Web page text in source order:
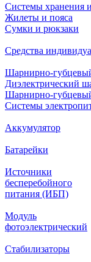
Системы хранения
Жилеты и пояса
Сумки и рюкзаки
Средства
Шарнирно-
Диэлектрический
Шарнирно-
Системы
Аккумулятор
Батарейки
Источники
бесперебойного
питания (ИБП)
Модуль
фотоэлектрический
Стабилизаторы